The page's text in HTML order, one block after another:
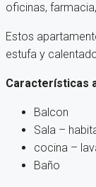
oficinas,
Estos
estufa y
Características
Balcon
Sala –
cocina –
Baño